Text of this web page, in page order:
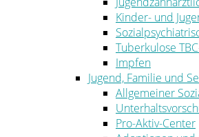
Kinder- und
Tuberkulose
Impfen
Jugend, Familie und
Allgemeiner
Pro-Aktiv-Center